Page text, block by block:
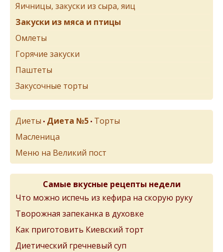
Яичницы, закуски из сыра, яиц
Закуски из мяса и птицы
Омлеты
Горячие закуски
Паштеты
Закусочные торты
Диеты • Диета №5 • Торты
Масленица
Меню на Великий пост
Самые вкусные рецепты недели
Что можно испечь из кефира на скорую руку
Творожная запеканка в духовке
Как приготовить Киевский торт
Диетический гречневый суп